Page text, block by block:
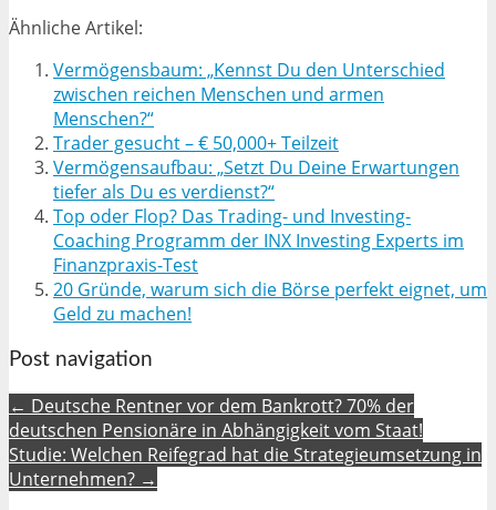
Ähnliche Artikel:
Vermögensbaum: „Kennst Du den Unterschied
zwischen reichen Menschen und armen
Menschen?“
Trader gesucht – € 50,000+ Teilzeit
Vermögensaufbau: „Setzt Du Deine Erwartungen
tiefer als Du es verdienst?“
Top oder Flop? Das Trading- und Investing-
Coaching Programm der INX Investing Experts im
Finanzpraxis-Test
20 Gründe, warum sich die Börse perfekt eignet, um
Geld zu machen!
Post navigation
← Deutsche Rentner vor dem Bankrott? 70% der
deutschen Pensionäre in Abhängigkeit vom Staat!
Studie: Welchen Reifegrad hat die Strategieumsetzung in
Unternehmen? →